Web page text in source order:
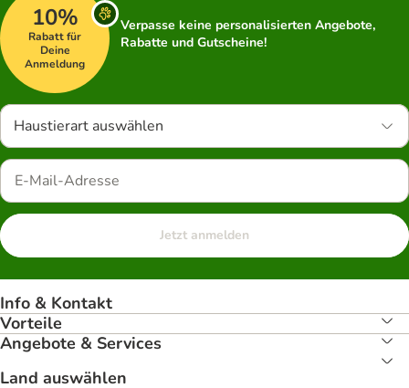
10%
Rabatt für
Deine
Anmeldung
Verpasse keine personalisierten Angebote,
Rabatte und Gutscheine!
Haustierart auswählen
Jetzt anmelden
Info & Kontakt
Vorteile
Angebote & Services
Land auswählen